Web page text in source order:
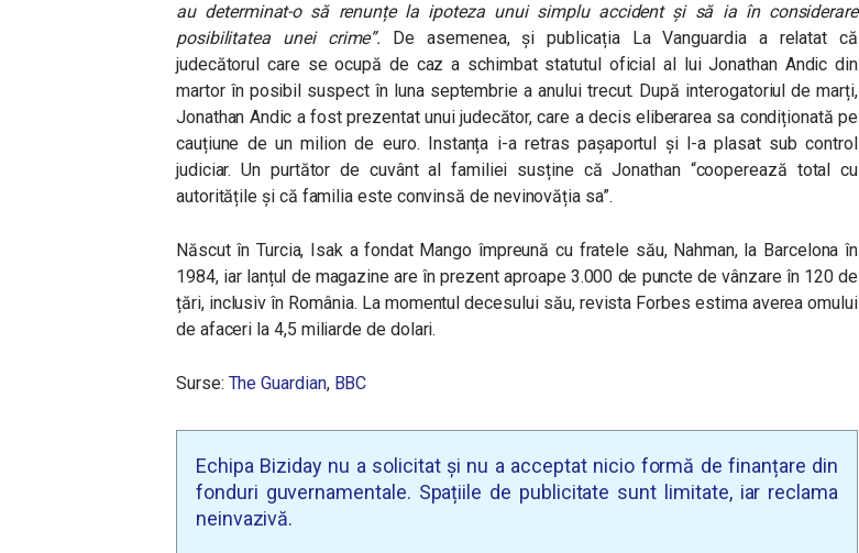
au determinat-o să renunțe la ipoteza unui simplu accident și să ia în considerare
posibilitatea unei crime”. De asemenea, și publicația La Vanguardia a relatat că
judecătorul care se ocupă de caz a schimbat statutul oficial al lui Jonathan Andic din
martor în posibil suspect în luna septembrie a anului trecut. După interogatoriul de marți,
Jonathan Andic a fost prezentat unui judecător, care a decis eliberarea sa condiționată pe
cauțiune de un milion de euro. Instanța i-a retras pașaportul și l-a plasat sub control
judiciar. Un purtător de cuvânt al familiei susține că Jonathan “cooperează total cu
autoritățile și că familia este convinsă de nevinovăția sa”.
Născut în Turcia, Isak a fondat Mango împreună cu fratele său, Nahman, la Barcelona în
1984, iar lanțul de magazine are în prezent aproape 3.000 de puncte de vânzare în 120 de
țări, inclusiv în România. La momentul decesului său, revista Forbes estima averea omului
de afaceri la 4,5 miliarde de dolari.
Surse: The Guardian, BBC
Echipa Biziday nu a solicitat și nu a acceptat nicio formă de finanțare din
fonduri guvernamentale. Spațiile de publicitate sunt limitate, iar reclama
neinvazivă.